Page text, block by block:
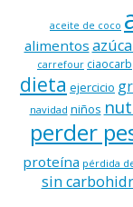
aceite de coco
alimentos
carrefour ciaocarb
dieta ejercicio
navidad niños
perder
proteína pérdida
sin